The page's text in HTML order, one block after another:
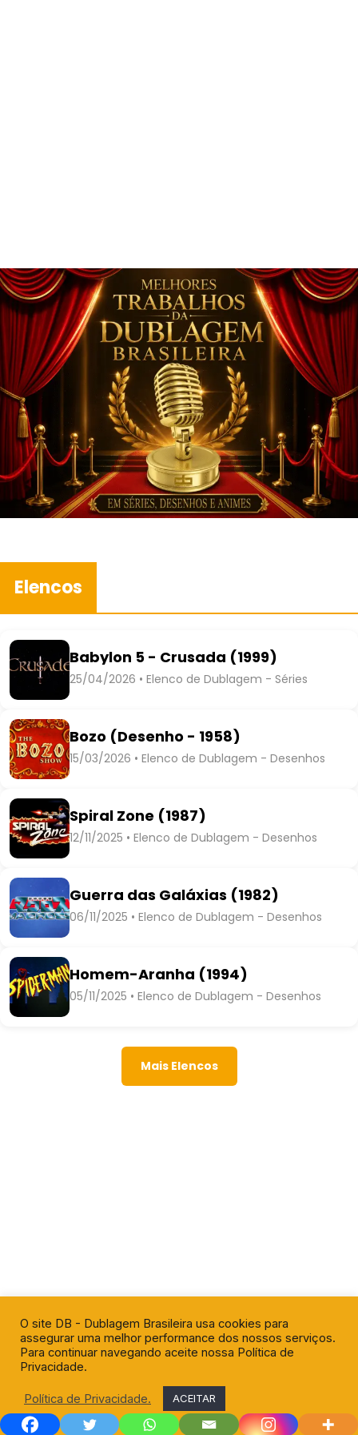
Elencos
Babylon 5 - Crusada (1999)
25/04/2026 • Elenco de Dublagem - Séries
Bozo (Desenho - 1958)
15/03/2026 • Elenco de Dublagem - Desenhos
Spiral Zone (1987)
12/11/2025 • Elenco de Dublagem - Desenhos
Guerra das Galáxias (1982)
06/11/2025 • Elenco de Dublagem - Desenhos
Homem-Aranha (1994)
05/11/2025 • Elenco de Dublagem - Desenhos
Mais Elencos
O site DB - Dublagem Brasileira usa cookies para
assegurar uma melhor performance dos nossos serviços.
Para continuar navegando aceite nossa Política de
Privacidade.
Política de Privacidade. ACEITAR